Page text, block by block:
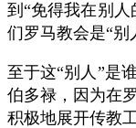
到“免得我在别
们罗马教会是“别
至于这“别人”是
伯多禄，因为在
积极地展开传教